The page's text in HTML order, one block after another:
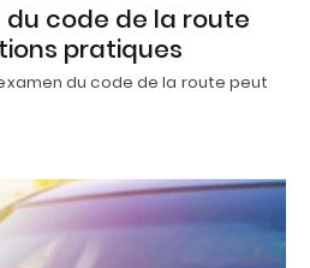
du code de la route
pratiques
du code de la route peut